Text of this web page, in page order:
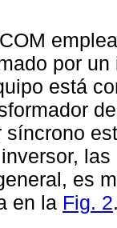
por
está
síncrono
es
en la Fig. 2